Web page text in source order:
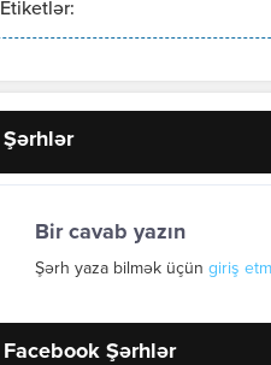
Etiketlər:
Şərhlər
Bir cavab yazın
Şərh yaza bilmək üçün giriş
Facebook Şərhlər